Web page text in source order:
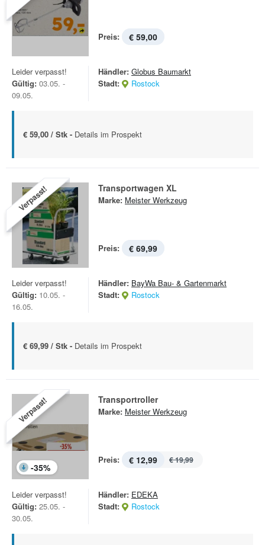
Preis: € 59,00
Leider verpasst!
Gültig: 03.05. -
09.05.
Händler: Globus Baumarkt
Stadt:
Rostock
€ 59,00 / Stk - Details im Prospekt
Verpasst! Transportwagen XL
Marke: Meister Werkzeug
Preis: € 69,99
Leider verpasst!
Gültig: 10.05. -
16.05.
Händler: BayWa Bau- & Gartenmarkt
Stadt:
Rostock
€ 69,99 / Stk - Details im Prospekt
Verpasst!
-35%
Transportroller
Marke: Meister Werkzeug
Preis: € 12,99 € 19,99
Leider verpasst!
Gültig: 25.05. -
30.05.
Händler: EDEKA
Stadt:
Rostock